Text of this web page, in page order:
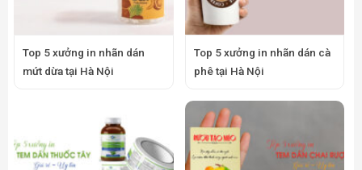
Top 5 xưởng in nhãn dán
mứt dừa tại Hà Nội
Top 5 xưởng in nhãn dán cà
phê tại Hà Nội